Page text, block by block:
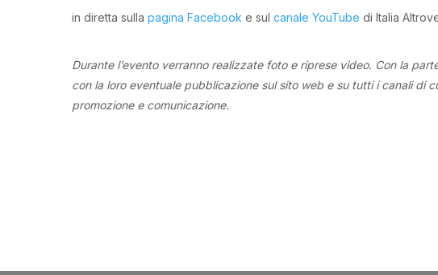
in diretta sulla pagina Facebook e sul canale YouTube di Italia
Durante l’evento verranno realizzate foto e riprese video. Con la
con la loro eventuale pubblicazione sul sito web e su tutti i canali di
promozione e comunicazione.